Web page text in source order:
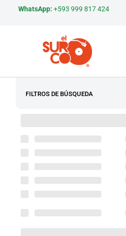
WhatsApp: +593 999 817 424
FILTROS DE BÚSQUEDA